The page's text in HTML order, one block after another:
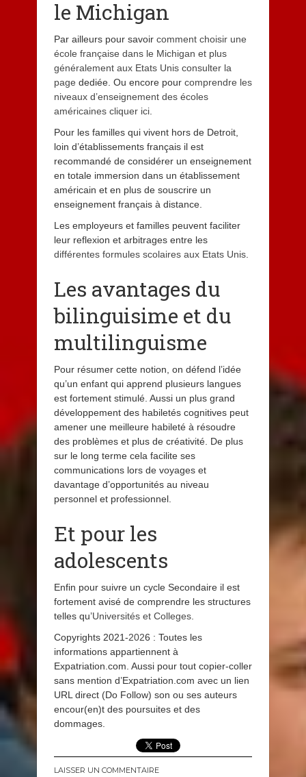
le Michigan
Par ailleurs pour savoir comment choisir une
école française dans le Michigan et plus
généralement aux Etats Unis consulter la
page dediée. Ou encore pour comprendre les
niveaux d’enseignement des écoles
américaines cliquer ici.
Pour les familles qui vivent hors de Detroit,
loin d’établissements français il est
recommandé de considérer un enseignement
en totale immersion dans un établissement
américain et en plus de souscrire un
enseignement français à distance.
Les employeurs et familles peuvent faciliter
leur reflexion et arbitrages entre les
différentes formules scolaires aux Etats Unis.
Les avantages du
bilinguisime et du
multilinguisme
Pour résumer cette notion, on défend l’idée
qu’un enfant qui apprend plusieurs langues
est fortement stimulé. Aussi un plus grand
développement des habiletés cognitives peut
amener une meilleure habileté à résoudre
des problèmes et plus de créativité. De plus
sur le long terme cela facilite ses
communications lors de voyages et
davantage d’opportunités au niveau
personnel et professionnel.
Et pour les
adolescents
Enfin pour suivre un cycle Secondaire il est
fortement avisé de comprendre les structures
telles qu’Universités et Colleges.
Copyrights 2021-2026 : Toutes les
informations appartiennent à
Expatriation.com. Aussi pour tout copier-coller
sans mention d’Expatriation.com avec un lien
URL direct (Do Follow) son ou ses auteurs
encour(en)t des poursuites et des
dommages.
LAISSER UN COMMENTAIRE